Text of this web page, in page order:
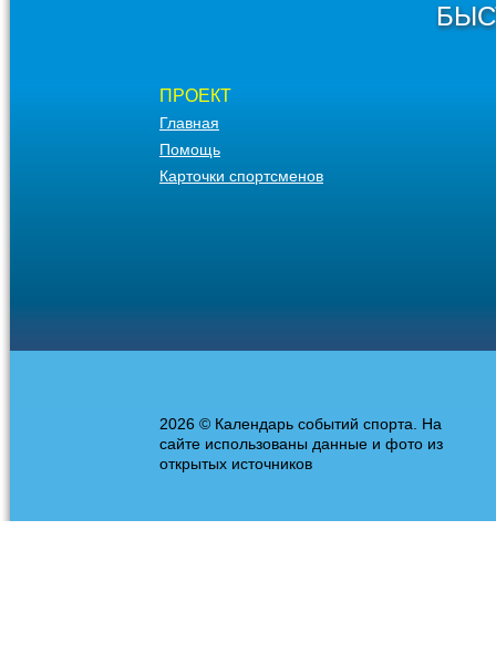
ПРОЕКТ
Главная
Помощь
Карточки спортсменов
2026 © Календарь событий спорта. На
сайте использованы данные и фото из
открытых источников